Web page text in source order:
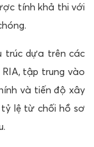
tính khả thi với
trúc dựa trên các
tập trung vào
và tiến độ xây
lệ từ chối hồ sơ